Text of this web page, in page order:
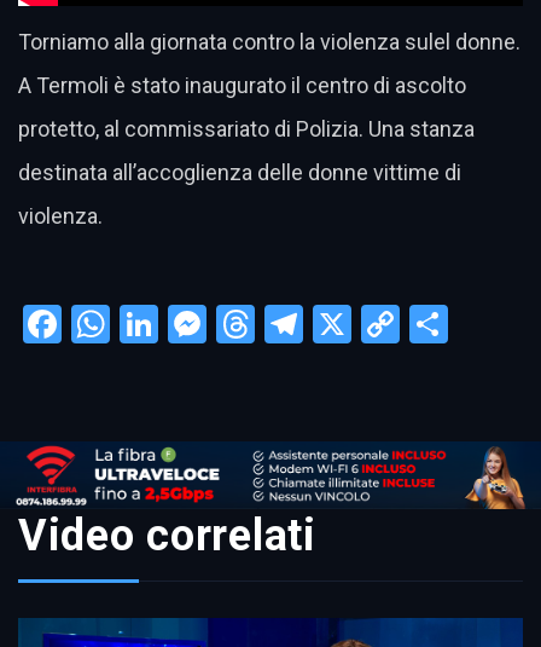
Torniamo alla giornata contro la violenza sulel donne.
A Termoli è stato inaugurato il centro di ascolto
protetto, al commissariato di Polizia. Una stanza
destinata all’accoglienza delle donne vittime di
violenza.
Facebook
WhatsApp
LinkedIn
Messenger
Threads
Telegram
X
Copy
Video correlati